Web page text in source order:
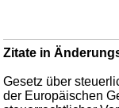
Zitate in
Gesetz über
der Europäischen